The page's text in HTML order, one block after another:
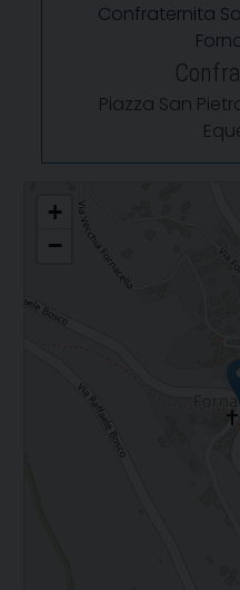
Confraternita
Piazza San
+
−